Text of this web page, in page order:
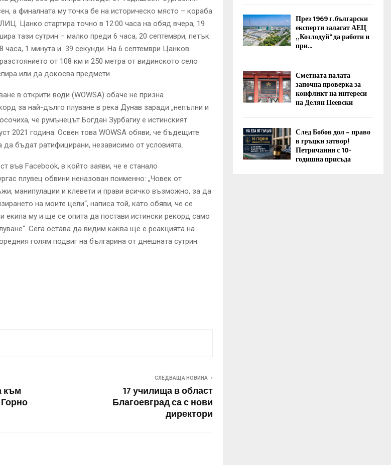
а финалната му точка бе на историческо място – кораба
Цанко стартира точно в 12:00 часа на обяд вчера, 19
тази сутрин – малко преди 6 часа, 20 септември, петък.
часа, 1 минута и 39 секунди. На 6 септември Цанков
от 108 км и 250 метра от видинското село
или да докосва предмети.
в открити води (WOWSA) обаче не призна
за най-дълго плуване в река Дунав заради „непълни и
че румънецът Богдан Зурбагиу е истинският
2021 година. Освен това WOWSA обяви, че бъдещите
бъдат ратифицирани, независимо от условията.
във Facebook, в който заяви, че е станало
плувец обвини неназован поименно: „Човек от
манипулации и клевети и прави всичко възможно, за да
на моите цели“, написа той, като обяви, че се
екипа му и ще се опита да постави истински рекорд само
Сега остава да видим каква ще е реакцията на
голям подвиг на българина от днешната сутрин.
към
СЛЕДВАЩА НОВИНА
17 училища в област
Благоевград са с нови
директори
През 1969 г. български
експерти залагат АЕЦ
„Козлодуй“ да работи и
при...
Сметната палата
започна проверка за
конфликт на интереси
на Делян Пеевски
След Бобов дол – право
в гръцки затвор!
Петричанин с 10-
годишна присъда